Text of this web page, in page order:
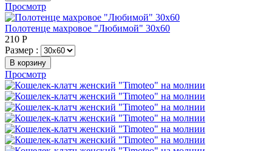
Просмотр
Полотенце махровое "Любимой" 30х60
210 Р
Размер :
В корзину
Просмотр